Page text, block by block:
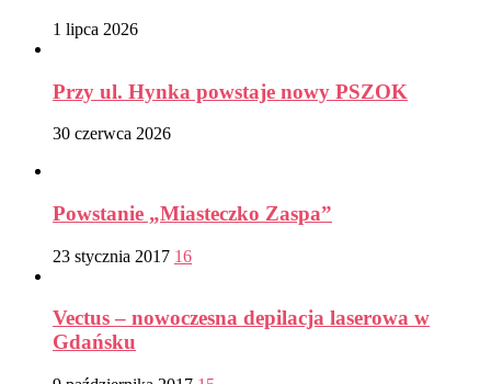
1 lipca 2026
Przy ul. Hynka powstaje nowy PSZOK
30 czerwca 2026
Powstanie „Miasteczko Zaspa”
23 stycznia 2017 16
Vectus – nowoczesna depilacja laserowa w
Gdańsku